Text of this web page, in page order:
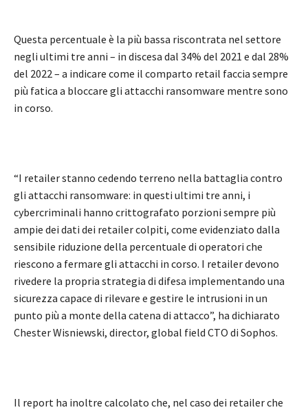
Questa percentuale è la più bassa riscontrata nel settore
negli ultimi tre anni – in discesa dal 34% del 2021 e dal 28%
del 2022 – a indicare come il comparto retail faccia sempre
più fatica a bloccare gli attacchi ransomware mentre sono
in corso.
“I retailer stanno cedendo terreno nella battaglia contro
gli attacchi ransomware: in questi ultimi tre anni, i
cybercriminali hanno crittografato porzioni sempre più
ampie dei dati dei retailer colpiti, come evidenziato dalla
sensibile riduzione della percentuale di operatori che
riescono a fermare gli attacchi in corso. I retailer devono
rivedere la propria strategia di difesa implementando una
sicurezza capace di rilevare e gestire le intrusioni in un
punto più a monte della catena di attacco”, ha dichiarato
Chester Wisniewski, director, global field CTO di Sophos.
Il report ha inoltre calcolato che, nel caso dei retailer che